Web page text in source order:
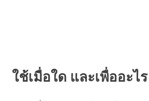
ใช้เมื่อใด และเพื่ออะไร